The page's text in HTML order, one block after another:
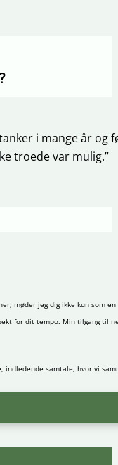
i mange år og
troede var mulig.”
møder jeg dig ikke kun som
for dit tempo. Min tilgang til
indledende samtale, hvor vi